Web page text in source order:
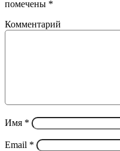
помечены *
Комментарий
Имя *
Email *